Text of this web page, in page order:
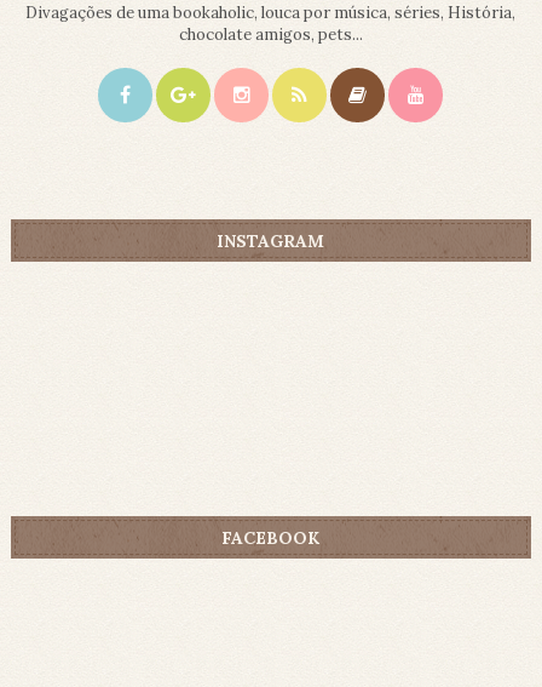
Divagações de uma bookaholic, louca por música, séries, História,
chocolate amigos, pets...
INSTAGRAM
FACEBOOK